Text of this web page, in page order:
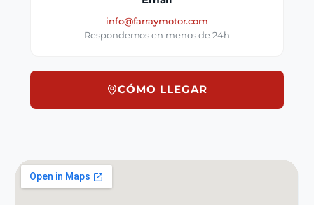
info@farraymotor.com
Respondemos en menos de 24h
CÓMO LLEGAR